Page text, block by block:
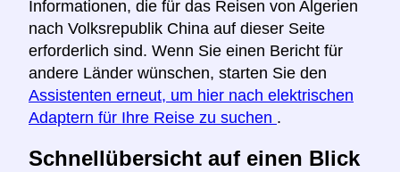
Informationen, die für das Reisen von Algerien
nach Volksrepublik China auf dieser Seite
erforderlich sind. Wenn Sie einen Bericht für
andere Länder wünschen, starten Sie den
Assistenten erneut, um hier nach elektrischen
Adaptern für Ihre Reise zu suchen .
Schnellübersicht auf einen Blick